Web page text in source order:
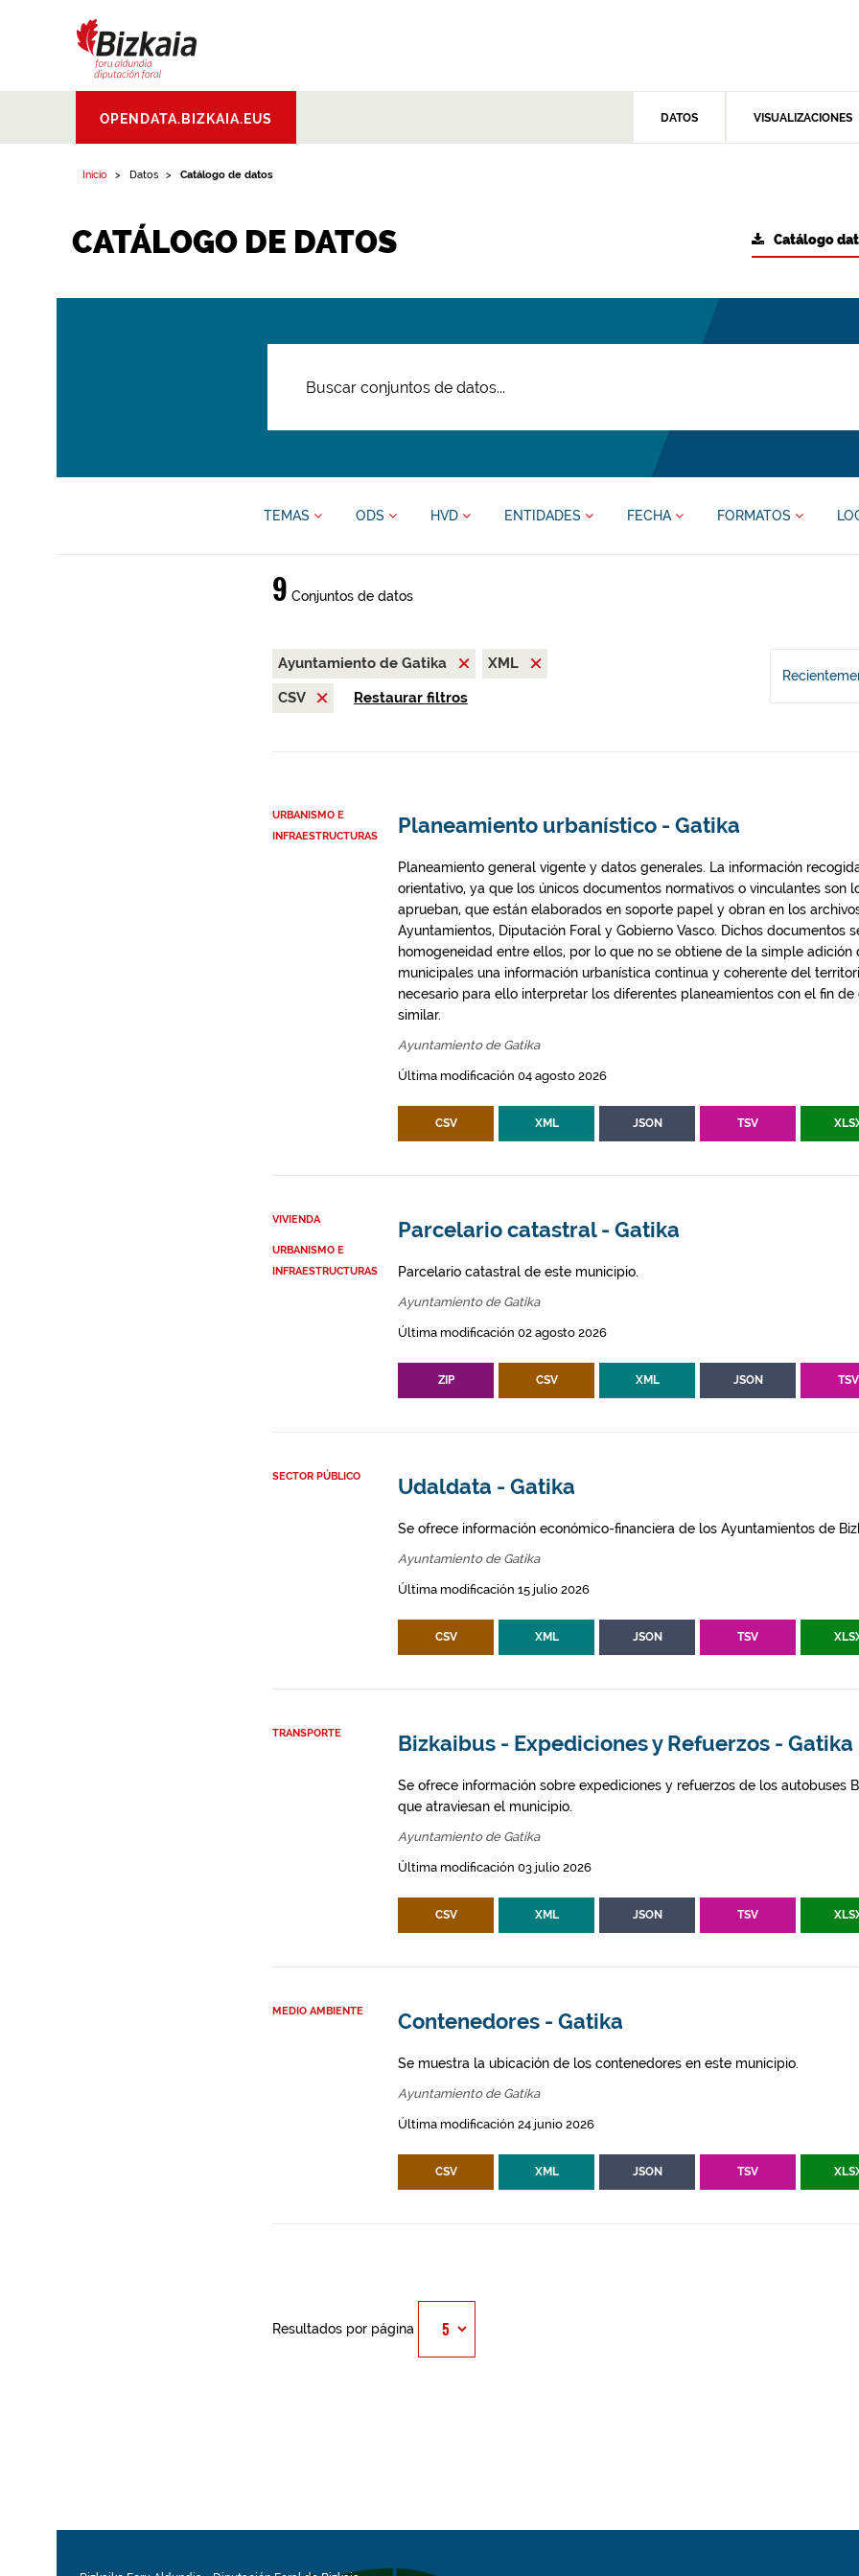
Aldundia.Diputacion
Foral de Bizkaia
OPENDATA.BIZKAIA.EUS DATOS VISUALIZACIONES
Inicio Datos Catálogo de datos
CATÁLOGO DE DATOS Catálogo
TEMAS ODS HVD ENTIDADES FECHA FORMATOS
9 Conjuntos de datos
Ayuntamiento de Gatika
XML
CSV
Restaurar filtros
URBANISMO E
INFRAESTRUCTURAS
Planeamiento urbanístico - Gatika
Planeamiento general vigente y datos generales. La información
orientativo, ya que los únicos documentos normativos o vinculantes son
aprueban, que están elaborados en soporte papel y obran en los
Ayuntamientos, Diputación Foral y Gobierno Vasco. Dichos documentos
homogeneidad entre ellos, por lo que no se obtiene de la simple adición
municipales una información urbanística continua y coherente del
necesario para ello interpretar los diferentes planeamientos con el fin
similar.
Ayuntamiento de Gatika
Última modificación 04 agosto 2026
CSV XML JSON TSV
VIVIENDA
URBANISMO E
INFRAESTRUCTURAS
Parcelario catastral - Gatika
Parcelario catastral de este municipio.
Ayuntamiento de Gatika
Última modificación 02 agosto 2026
ZIP CSV XML JSON TSV
SECTOR PÚBLICO Udaldata - Gatika
Se ofrece información económico-financiera de los Ayuntamientos de
Ayuntamiento de Gatika
Última modificación 15 julio 2026
CSV XML JSON TSV
TRANSPORTE Bizkaibus - Expediciones y Refuerzos - Gatika
Se ofrece información sobre expediciones y refuerzos de los autobuses
que atraviesan el municipio.
Ayuntamiento de Gatika
Última modificación 03 julio 2026
CSV XML JSON TSV
MEDIO AMBIENTE Contenedores - Gatika
Se muestra la ubicación de los contenedores en este municipio.
Ayuntamiento de Gatika
Última modificación 24 junio 2026
CSV XML JSON TSV
Resultados por página